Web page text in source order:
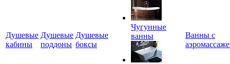
Душевые
кабины
Душевые
поддоны
Душевые
боксы
Чугунные
ванны
Ванны с